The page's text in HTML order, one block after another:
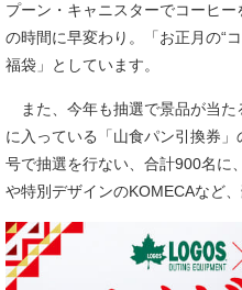
プーン・キャニスターでコーヒ
の時間に早変わり。「お正月の“
福袋」としています。
また、今年も抽選で景品が当た
に入っている「山食パン引換券
号で抽選を行ない、合計900名に
や特別デザインのKOMECAなど